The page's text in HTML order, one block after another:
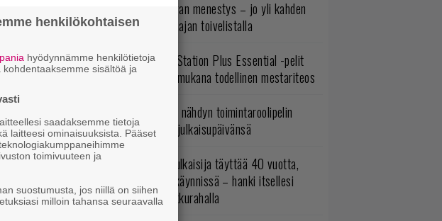
näyttäisi tulevan menestys – jo yli kahden
miljoonan pelaajan toivelistalla
Elokuun PlayStation Plus Essential -pelit
ilmestyivät – mukana todellinen mestariteos
Vuonna 2018 nähdyn toimintaroolipelin
jatko-osa sai julkaisupäivänsä
Rakastettu julkaisija täyttää 40 vuotta,
valtavat alet käynnissä – hanki itsellesi
klassikoita pikkurahalla
henkilökohtaisen
hyödynnämme henkilötietoja
sisältöä ja
saadaksemme tietoja
laitteesi ominaisuuksista. Pääset
toimivuuteen ja
suostumusta, jos niillä on siihen
milloin tahansa seuraavalla